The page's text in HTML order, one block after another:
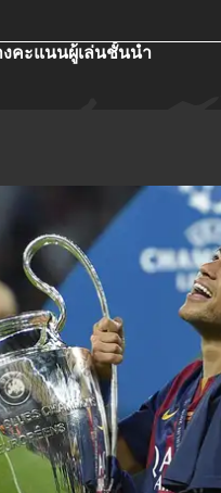
งคะแนนผู้เล่นชั้นนำ